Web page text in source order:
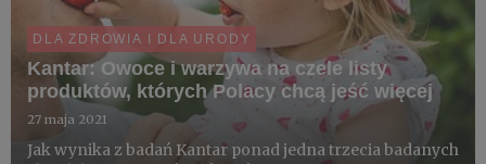
DLA ZDROWIA I DLA URODY
Kantar: Owoce i warzywa na czele listy
produktów, których Polacy chcą jeść więcej
27 maja 2021
Jak wynika z badań Kantar ponad jedna trzecia badanych